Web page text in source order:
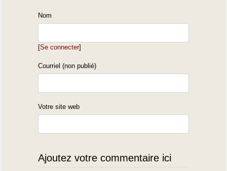
Nom
[Se connecter]
Courriel (non publié)
Votre site web
Ajoutez votre commentaire ici